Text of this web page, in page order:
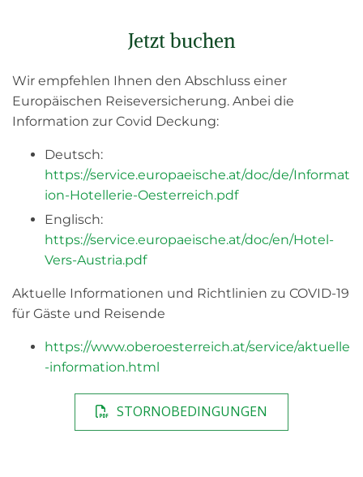
Jetzt buchen
Wir empfehlen Ihnen den Abschluss einer
Europäischen Reiseversicherung. Anbei die
Information zur Covid Deckung:
Deutsch:
https://service.europaeische.at/doc/de/Informat
ion-Hotellerie-Oesterreich.pdf
Englisch:
https://service.europaeische.at/doc/en/Hotel-
Vers-Austria.pdf
Aktuelle Informationen und Richtlinien zu COVID-19
für Gäste und Reisende
https://www.oberoesterreich.at/service/aktuelle
-information.html
STORNOBEDINGUNGEN